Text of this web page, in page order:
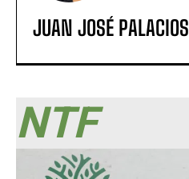
JUAN JOSÉ PALACIOS
NTF